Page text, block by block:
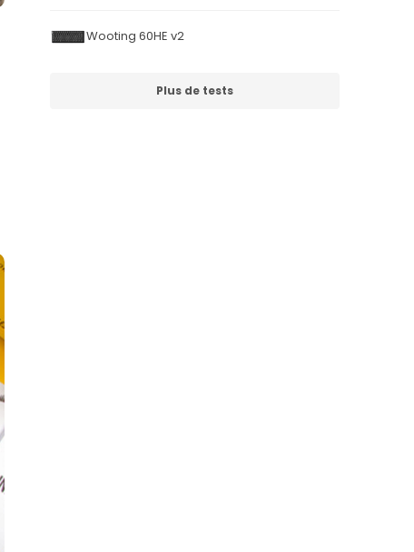
Wooting 60HE v2
Plus de tests